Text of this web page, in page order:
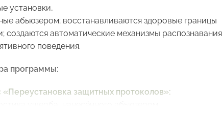
нейронных механизмов
угроз.
установки,
абьюзером; восстанавливаются здоровые границы
создаются автоматические механизмы распознавания
поведения.
программы:
«Переустановка защитных протоколов»: